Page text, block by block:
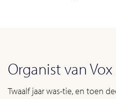
Organist van
Twaalf jaar was-tie, en toen